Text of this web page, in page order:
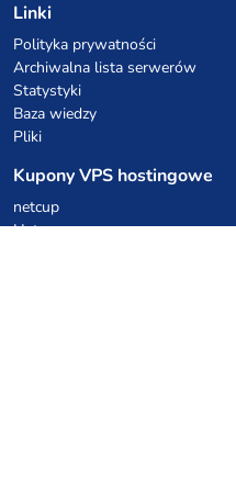
Linki
Polityka prywatności
Archiwalna lista serwerów
Statystyki
Baza wiedzy
Pliki
Kupony VPS hostingowe
netcup
Hetzner